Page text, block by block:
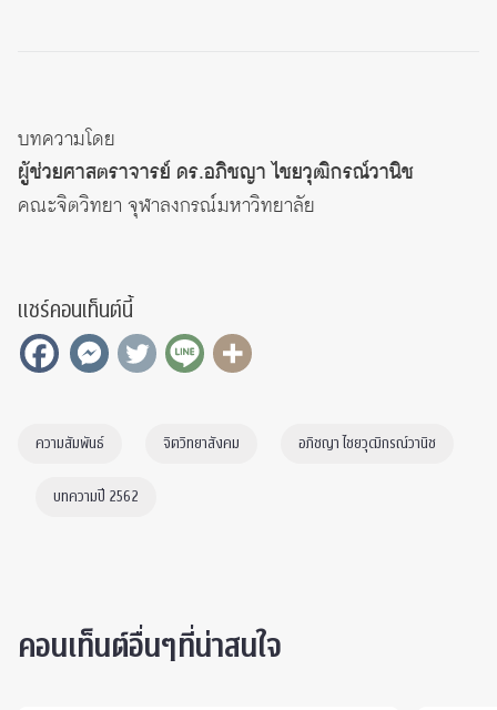
บทความโดย
ผู้ช่วยศาสตราจารย์ ดร.อภิชญา ไชยวุฒิกรณ์วานิช
คณะจิตวิทยา จุฬาลงกรณ์มหาวิทยาลัย
แชร์คอนเท็นต์นี้
ความสัมพันธ์ จิตวิทยาสังคม อภิชญา ไชยวุฒิกรณ์วานิช
บทความปี 2562
คอนเท็นต์อื่นๆที่น่าสนใจ